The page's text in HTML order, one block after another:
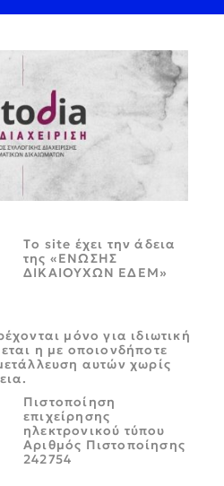
Tο site έχει την άδεια
της «ΕΝΩΣΗΣ
ΔΙΚΑΙΟΥΧΩΝ ΕΔΕΜ»
μόνο για ιδιωτική
η με οποιονδήποτε
αυτών χωρίς
Πιστοποίηση
επιχείρησης
ηλεκτρονικού τύπου
Αριθμός Πιστοποίησης
242754